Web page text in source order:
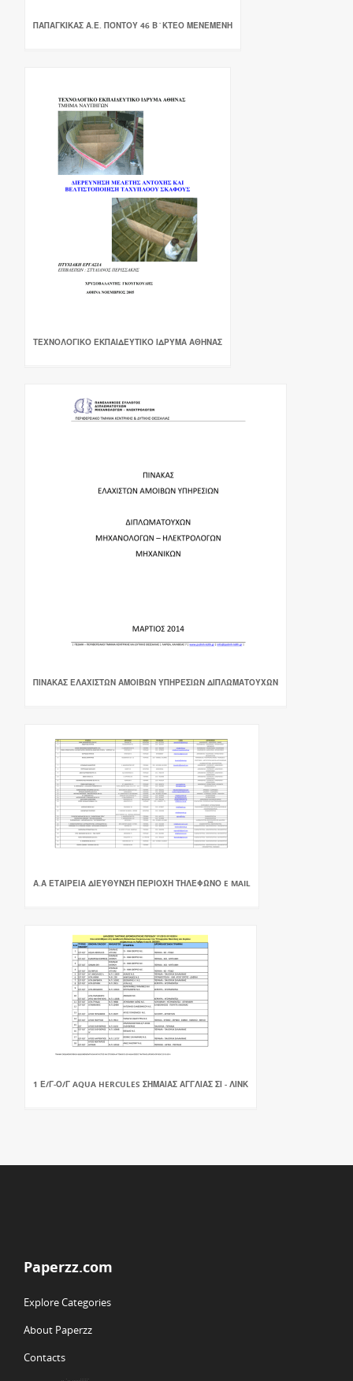
ΠΑΠΑΓΚΙΚΑΣ Α.Ε. ΠΌΝΤΟΥ 46 Β`ΚΤΕΟ ΜΕΝΕΜΈΝΗ
ΤΕΧΝΟΛΟΓΙΚΟ ΕΚΠΑΙΔΕΥΤΙΚΟ ΙΔΡΥΜΑ ΑΘΗΝΑΣ
ΠΙΝΑΚΑΣ ΕΛΑΧΙΣΤΩΝ ΑΜΟΙΒΩΝ ΥΠΗΡΕΣΙΩΝ ΔΙΠΛΩΜΑΤΟΥΧΩΝ
Α.Α ΕΤΑΙΡΕΙΑ ΔΙΕΥΘΥΝΣΗ ΠΕΡΙΟΧΗ ΤΗΛΕΦΩΝΟ E MAIL
1 Ε/Γ-Ο/Γ AQUA HERCULES ΣΗΜΑΙΑΣ ΑΓΓΛΙΑΣ ΣΙ - ΛΙΝΚ
Paperzz.com
Explore Categories
About Paperzz
Contacts